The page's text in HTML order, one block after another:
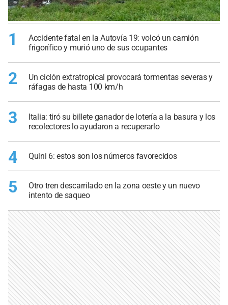
1
Accidente fatal en la Autovía 19: volcó un camión
frigorífico y murió uno de sus ocupantes
2
Un ciclón extratropical provocará tormentas severas y
ráfagas de hasta 100 km/h
3
Italia: tiró su billete ganador de lotería a la basura y los
recolectores lo ayudaron a recuperarlo
4 Quini 6: estos son los números favorecidos
5
Otro tren descarrilado en la zona oeste y un nuevo
intento de saqueo